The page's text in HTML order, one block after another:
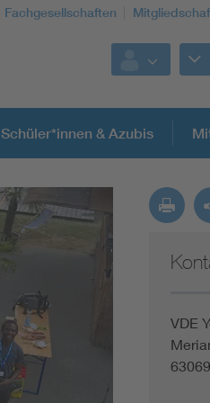
Fachgesellschaften
Schüler*innen & Azubis
VDE